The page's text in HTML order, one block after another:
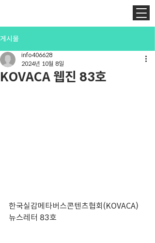
게시물
KOVACA 웹진 83호
info406628
2024년 10월 8일
한국실감메타버스콘텐츠협회(KOVACA)
뉴스레터 83호